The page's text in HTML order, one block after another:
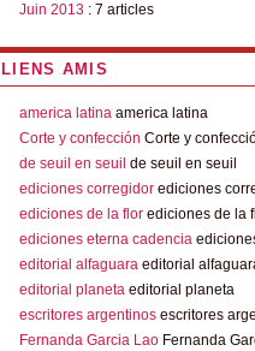
Juin 2013 : 7 articles
LIENS AMIS
america latina america latina
Corte y confección Corte y
de seuil en seuil de seuil en seuil
ediciones corregidor ediciones
ediciones de la flor ediciones de la
ediciones eterna cadencia
editorial alfaguara editorial
editorial planeta editorial planeta
escritores argentinos escritores
Fernanda Garcia Lao Fernanda